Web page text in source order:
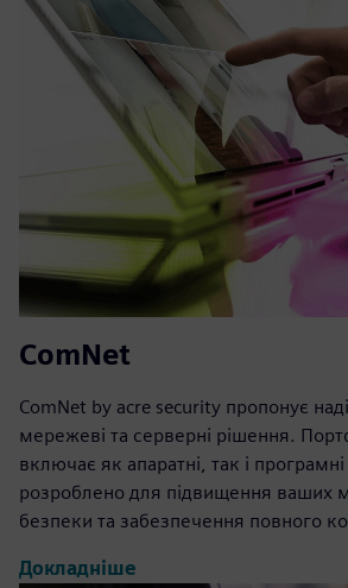
ComNet
ComNet by acre security пропонує
мережеві та серверні рішення.
включає як апаратні, так і програмні
розроблено для підвищення ваших
безпеки та забезпечення повного
Докладніше